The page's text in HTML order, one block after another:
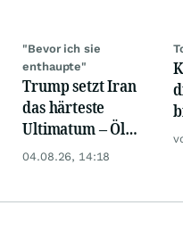
"Bevor ich sie
enthaupte"
Trump setzt Iran
das härteste
Ultimatum – Öl
hängt an jedem
04.08.26, 14:18